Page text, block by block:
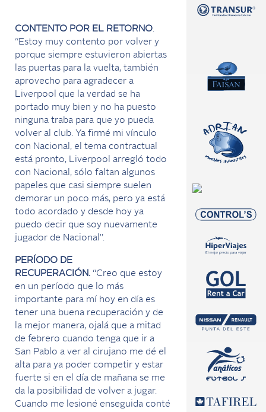
CONTENTO POR EL RETORNO.
“Estoy muy contento por volver y
porque siempre estuvieron abiertas
las puertas para la vuelta, también
aprovecho para agradecer a
Liverpool que la verdad se ha
portado muy bien y no ha puesto
ninguna traba para que yo pueda
volver al club. Ya firmé mi vínculo
con Nacional, el tema contractual
está pronto, Liverpool arregló todo
con Nacional, sólo faltan algunos
papeles que casi siempre suelen
demorar un poco más, pero ya está
todo acordado y desde hoy ya
puedo decir que soy nuevamente
jugador de Nacional”.
PERÍODO DE
RECUPERACIÓN. “Creo que estoy
en un período que lo más
importante para mí hoy en día es
tener una buena recuperación y de
la mejor manera, ojalá que a mitad
de febrero cuando tenga que ir a
San Pablo a ver al cirujano me dé el
alta para ya poder competir y estar
fuerte si en el día de mañana se me
da la posibilidad de volver a jugar.
Cuando me lesioné enseguida conté